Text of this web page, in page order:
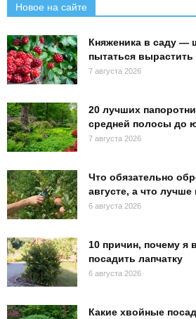
Новое на сайте
Княженика в саду —
пытаться
7 августа 2026
20 лучших
средней полосы до
7 августа 2026
Что обязательно
августе, а что лучше
6 августа 2026
10 причин, почему я
посадить лапчатку
6 августа 2026
Какие хвойные